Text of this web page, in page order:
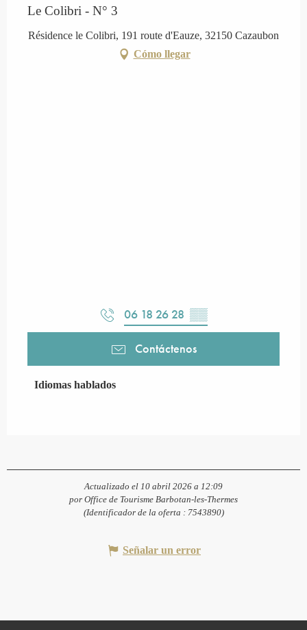
Le Colibri - N° 3
Résidence le Colibri, 191 route d'Eauze, 32150 Cazaubon
Cómo llegar
06 18 26 28 ▒▒
Contáctenos
Idiomas hablados
Idiomas hablados
Actualizado el 10 abril 2026 a 12:09
por Office de Tourisme Barbotan-les-Thermes
(Identificador de la oferta : 7543890)
Señalar un error